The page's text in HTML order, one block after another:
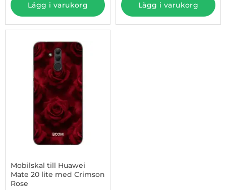
Lägg i varukorg Lägg i varukorg
Mobilskal till Huawei
Mate 20 lite med Crimson
Rose